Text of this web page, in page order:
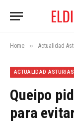
Home » Actualidad
ACTUALIDAD ASTURIAS
Queipo
para